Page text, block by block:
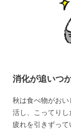
消化が追いつ
秋は食べ物がお
活し、こってり
疲れを引きずって